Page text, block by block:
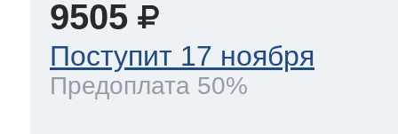
9505
Поступит 17 ноября
Предоплата 50%